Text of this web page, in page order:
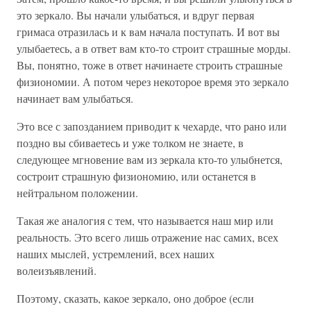
это зеркало. Вы начали улыбаться, и вдруг первая
гримаса отразилась и к вам начала поступать. И вот вы
улыбаетесь, а в ответ вам кто-то строит страшные морды.
Вы, понятно, тоже в ответ начинаете строить страшные
физиономии. А потом через некоторое время это зеркало
начинает вам улыбаться.
Это все с запозданием приводит к чехарде, что рано или
поздно вы сбиваетесь и уже толком не знаете, в
следующее мгновение вам из зеркала кто-то улыбнется,
состроит страшную физиономию, или останется в
нейтральном положении.
Такая же аналогия с тем, что называется наш мир или
реальность. Это всего лишь отражение нас самих, всех
наших мыслей, устремлений, всех наших
волеизъявлений.
Поэтому, сказать, какое зеркало, оно доброе (если